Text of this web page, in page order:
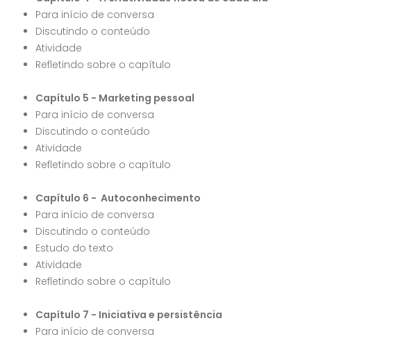
Para início de conversa
Discutindo o conteúdo
Atividade
Refletindo sobre o capítulo
Capítulo 5 - Marketing pessoal
Para início de conversa
Discutindo o conteúdo
Atividade
Refletindo sobre o capítulo
Capítulo 6 - Autoconhecimento
Para início de conversa
Discutindo o conteúdo
Estudo do texto
Atividade
Refletindo sobre o capítulo
Capítulo 7 - Iniciativa e persistência
Para início de conversa